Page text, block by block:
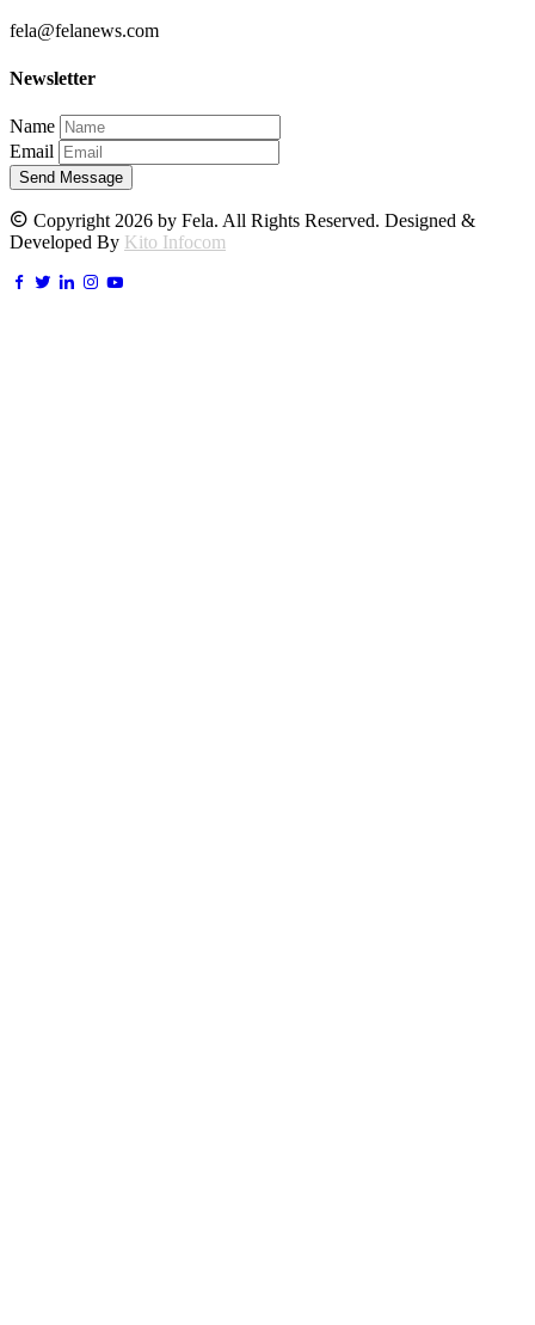
fela@felanews.com
Newsletter
Name
Email
Send Message
Copyright 2026 by Fela. All Rights Reserved. Designed &
Developed By Kito Infocom